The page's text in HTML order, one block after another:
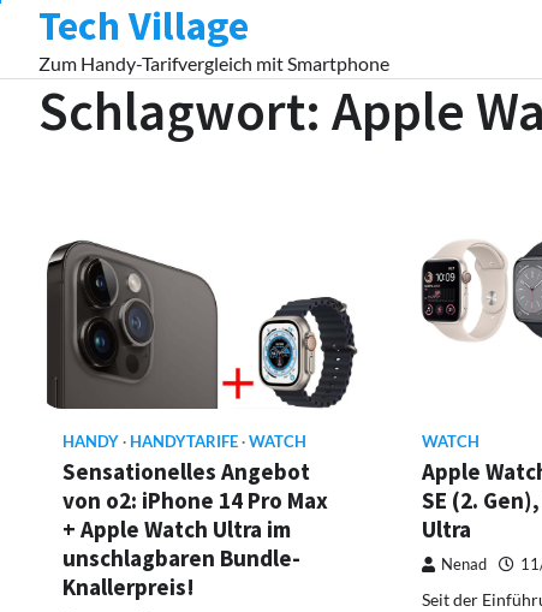
content
Tech Village
Zum Handy-Tarifvergleich mit Smartphone
Schlagwort: Apple
HANDY HANDYTARIFE WATCH
Sensationelles Angebot
von o2: iPhone 14 Pro Max
+ Apple Watch Ultra im
unschlagbaren Bundle-
Knallerpreis!
WATCH
Apple
SE (2.
Ultra
Nenad
Seit der